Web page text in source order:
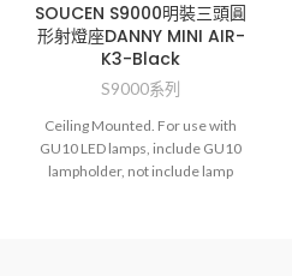
SOUCEN S9000明裝三頭圓
形射燈座DANNY MINI AIR-
K3-Black
S9000系列
Ceiling Mounted. For use with
GU10 LED lamps, include GU10
lampholder, not include lamp